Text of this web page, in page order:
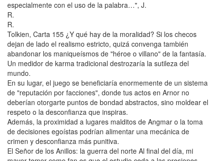
especialmente con el uso de la palabra…", J.
R.
R.
Tolkien, Carta 155 ¿Y qué hay de la moralidad? Si los checos
dejan de lado el realismo estricto, quizá convenga también
abandonar los maniqueísmos de "héroe o villano" de la fantasía.
Un medidor de karma tradicional destrozaría la sutileza del
mundo.
En su lugar, el juego se beneficiaría enormemente de un sistema
de "reputación por facciones", donde tus actos en Arnor no
deberían otorgarte puntos de bondad abstractos, sino moldear el
respeto o la desconfianza que inspiras.
Además, la proximidad a lugares malditos de Angmar o la toma
de decisiones egoístas podrían alimentar una mecánica de
crimen y desconfianza más punitiva.
El Señor de los Anillos: la guerra del norte Al final del día, mi